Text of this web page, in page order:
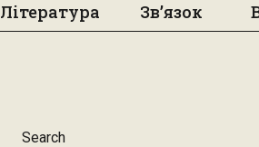
Література Зв’язок
Search